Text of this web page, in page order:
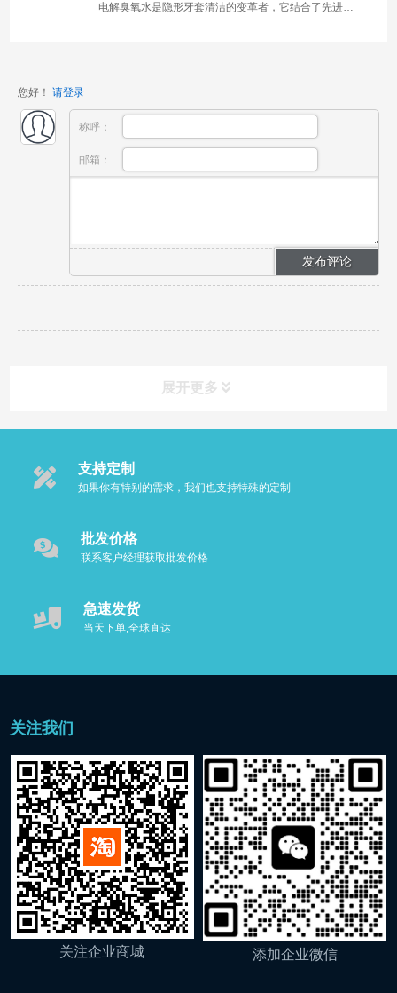
电解臭氧水是隐形牙套清洁的变革者，它结合了先进的
消毒、环境可持续性和便利性。原因如下：《电解臭氧
您好！ 请登录
称呼：
邮箱：
展开更多
支持定制
如果你有特别的需求，我们也支持特殊的定制
批发价格
联系客户经理获取批发价格
急速发货
当天下单,全球直达
关注我们
关注企业商城 添加企业微信